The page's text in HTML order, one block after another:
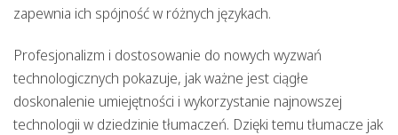
zapewnia ich spójność w różnych językach.
Profesjonalizm i dostosowanie do nowych wyzwań
technologicznych pokazuje, jak ważne jest ciągłe
doskonalenie umiejętności i wykorzystanie najnowszej
technologii w dziedzinie tłumaczeń. Dzięki temu tłumacze jak